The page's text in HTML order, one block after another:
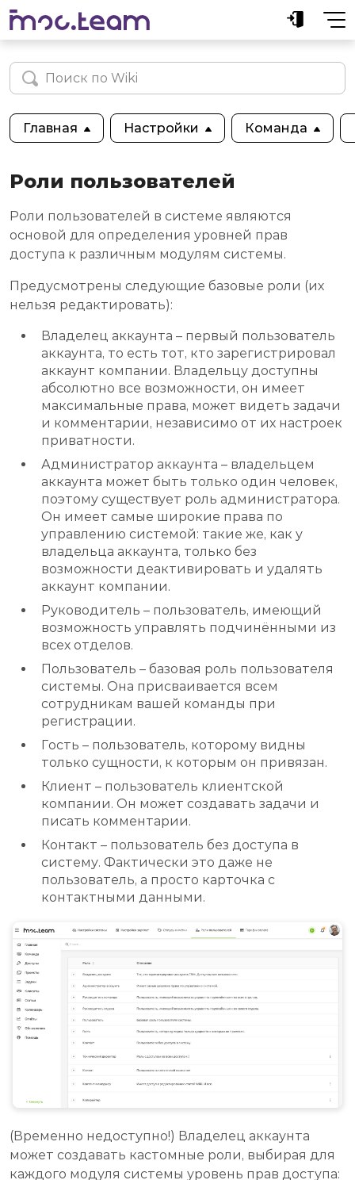
Главная Настройки Команда
Роли пользователей
Роли пользователей в системе являются
основой для определения уровней прав
доступа к различным модулям системы.
Предусмотрены следующие базовые роли (их
нельзя редактировать):
Владелец аккаунта – первый пользователь
аккаунта, то есть тот, кто зарегистрировал
аккаунт компании. Владельцу доступны
абсолютно все возможности, он имеет
максимальные права, может видеть задачи
и комментарии, независимо от их настроек
приватности.
Администратор аккаунта – владельцем
аккаунта может быть только один человек,
поэтому существует роль администратора.
Он имеет самые широкие права по
управлению системой: такие же, как у
владельца аккаунта, только без
возможности деактивировать и удалять
аккаунт компании.
Руководитель – пользователь, имеющий
возможность управлять подчинёнными из
всех отделов.
Пользователь – базовая роль пользователя
системы. Она присваивается всем
сотрудникам вашей команды при
регистрации.
Гость – пользователь, которому видны
только сущности, к которым он привязан.
Клиент – пользователь клиентской
компании. Он может создавать задачи и
писать комментарии.
Контакт – пользователь без доступа в
систему. Фактически это даже не
пользователь, а просто карточка с
контактными данными.
(Временно недоступно!) Владелец аккаунта
может создавать кастомные роли, выбирая для
каждого модуля системы уровень прав доступа: